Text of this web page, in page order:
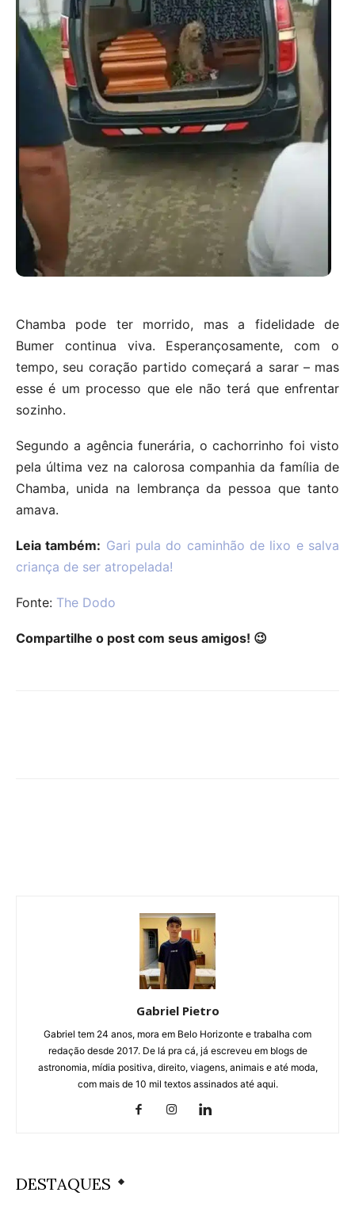
Chamba pode ter morrido, mas a fidelidade de
Bumer continua viva. Esperançosamente, com o
tempo, seu coração partido começará a sarar – mas
esse é um processo que ele não terá que enfrentar
sozinho.
Segundo a agência funerária, o cachorrinho foi visto
pela última vez na calorosa companhia da família de
Chamba, unida na lembrança da pessoa que tanto
amava.
Leia também: Gari pula do caminhão de lixo e salva
criança de ser atropelada!
Fonte: The Dodo
Compartilhe o post com seus amigos! 😉
Gabriel Pietro
Gabriel tem 24 anos, mora em Belo Horizonte e trabalha com
redação desde 2017. De lá pra cá, já escreveu em blogs de
astronomia, mídia positiva, direito, viagens, animais e até moda,
com mais de 10 mil textos assinados até aqui.
DESTAQUES